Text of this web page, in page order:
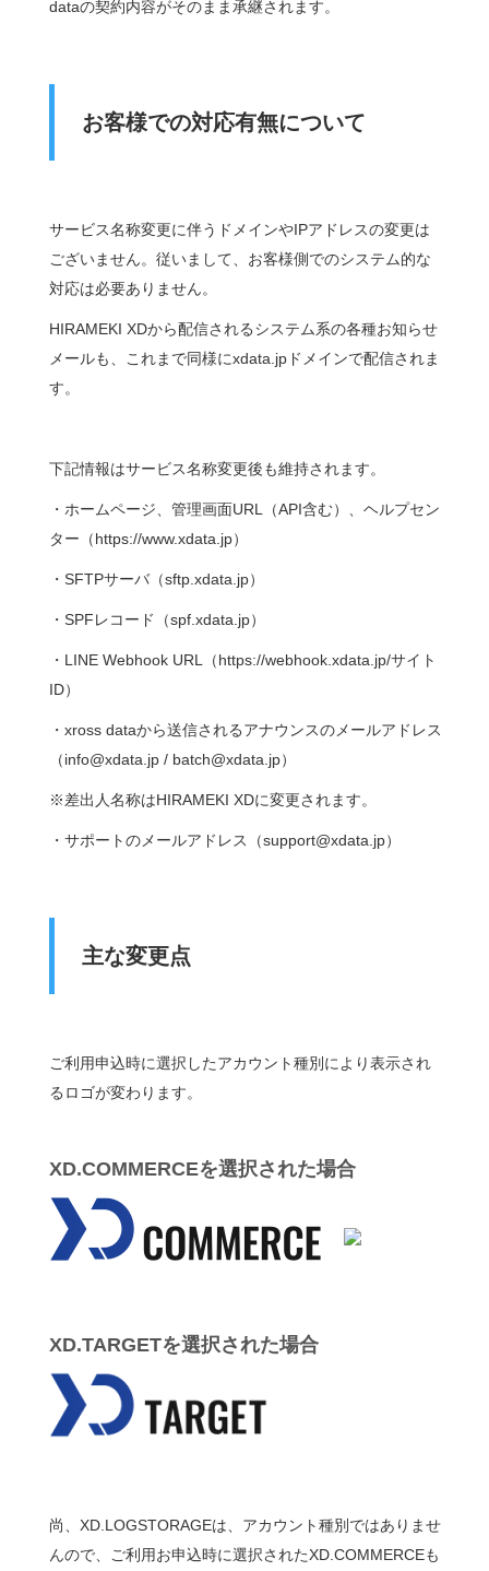
dataの契約内容がそのまま承継されます。
お客様での対応有無について
サービス名称変更に伴うドメインやIPアドレスの変更は
ございません。従いまして、お客様側でのシステム的な
対応は必要ありません。
HIRAMEKI XDから配信されるシステム系の各種お知らせ
メールも、これまで同様にxdata.jpドメインで配信されま
す。
下記情報はサービス名称変更後も維持されます。
・ホームページ、管理画面URL（API含む）、ヘルプセン
ター（https://www.xdata.jp）
・SFTPサーバ（sftp.xdata.jp）
・SPFレコード（spf.xdata.jp）
・LINE Webhook URL（https://webhook.xdata.jp/サイト
ID）
・xross dataから送信されるアナウンスのメールアドレス
（info@xdata.jp / batch@xdata.jp）
※差出人名称はHIRAMEKI XDに変更されます。
・サポートのメールアドレス（support@xdata.jp）
主な変更点
ご利用申込時に選択したアカウント種別により表示され
るロゴが変わります。
XD.COMMERCEを選択された場合
XD.TARGETを選択された場合
尚、XD.LOGSTORAGEは、アカウント種別ではありませ
んので、ご利用お申込時に選択されたXD.COMMERCEも